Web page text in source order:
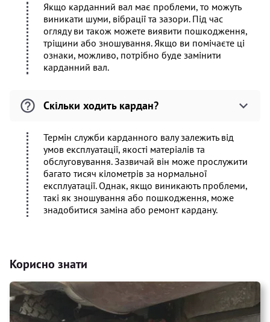
Якщо карданний вал має проблеми, то можуть
виникати шуми, вібрації та зазори. Під час
огляду ви також можете виявити пошкодження,
тріщини або зношування. Якщо ви помічаєте ці
ознаки, можливо, потрібно буде замінити
карданний вал.
Скільки ходить кардан?
Термін служби карданного валу залежить від
умов експлуатації, якості матеріалів та
обслуговування. Зазвичай він може прослужити
багато тисяч кілометрів за нормальної
експлуатації. Однак, якщо виникають проблеми,
такі як зношування або пошкодження, може
знадобитися заміна або ремонт кардану.
Корисно знати